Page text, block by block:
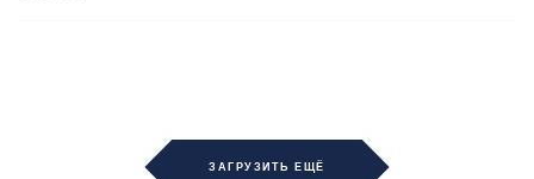
ЗАГРУЗИТЬ ЕЩЁ